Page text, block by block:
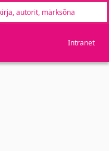
Intranet